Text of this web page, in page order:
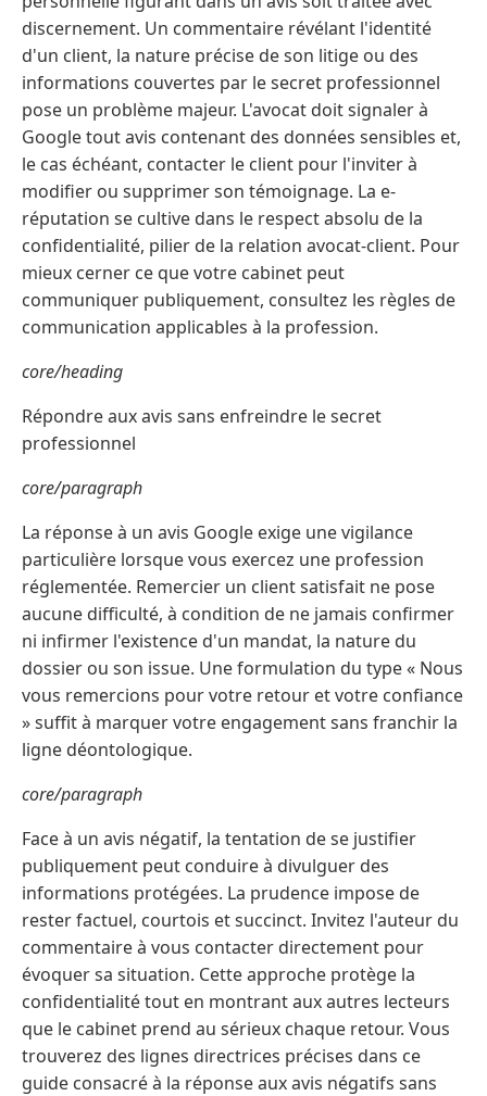
discernement. Un commentaire révélant l'identité
d'un client, la nature précise de son litige ou des
informations couvertes par le secret professionnel
pose un problème majeur. L'avocat doit signaler à
Google tout avis contenant des données sensibles et,
le cas échéant, contacter le client pour l'inviter à
modifier ou supprimer son témoignage. La e-
réputation se cultive dans le respect absolu de la
confidentialité, pilier de la relation avocat-client. Pour
mieux cerner ce que votre cabinet peut
communiquer publiquement, consultez les règles de
communication applicables à la profession.
core/heading
Répondre aux avis sans enfreindre le secret
professionnel
core/paragraph
La réponse à un avis Google exige une vigilance
particulière lorsque vous exercez une profession
réglementée. Remercier un client satisfait ne pose
aucune difficulté, à condition de ne jamais confirmer
ni infirmer l'existence d'un mandat, la nature du
dossier ou son issue. Une formulation du type « Nous
vous remercions pour votre retour et votre confiance
» suffit à marquer votre engagement sans franchir la
ligne déontologique.
core/paragraph
Face à un avis négatif, la tentation de se justifier
publiquement peut conduire à divulguer des
informations protégées. La prudence impose de
rester factuel, courtois et succinct. Invitez l'auteur du
commentaire à vous contacter directement pour
évoquer sa situation. Cette approche protège la
confidentialité tout en montrant aux autres lecteurs
que le cabinet prend au sérieux chaque retour. Vous
trouverez des lignes directrices précises dans ce
guide consacré à la réponse aux avis négatifs sans